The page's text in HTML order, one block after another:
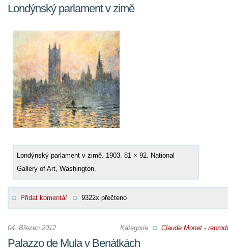
Londýnský parlament v zimě
Londýnský parlament v zimě. 1903. 81 × 92. National
Gallery of Art, Washington.
Přidat komentář 9322x přečteno
Kategorie Claude Monet -
04. Březen 2012
Palazzo de Mula v Benátkách